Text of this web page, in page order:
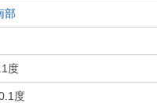
部
度
度